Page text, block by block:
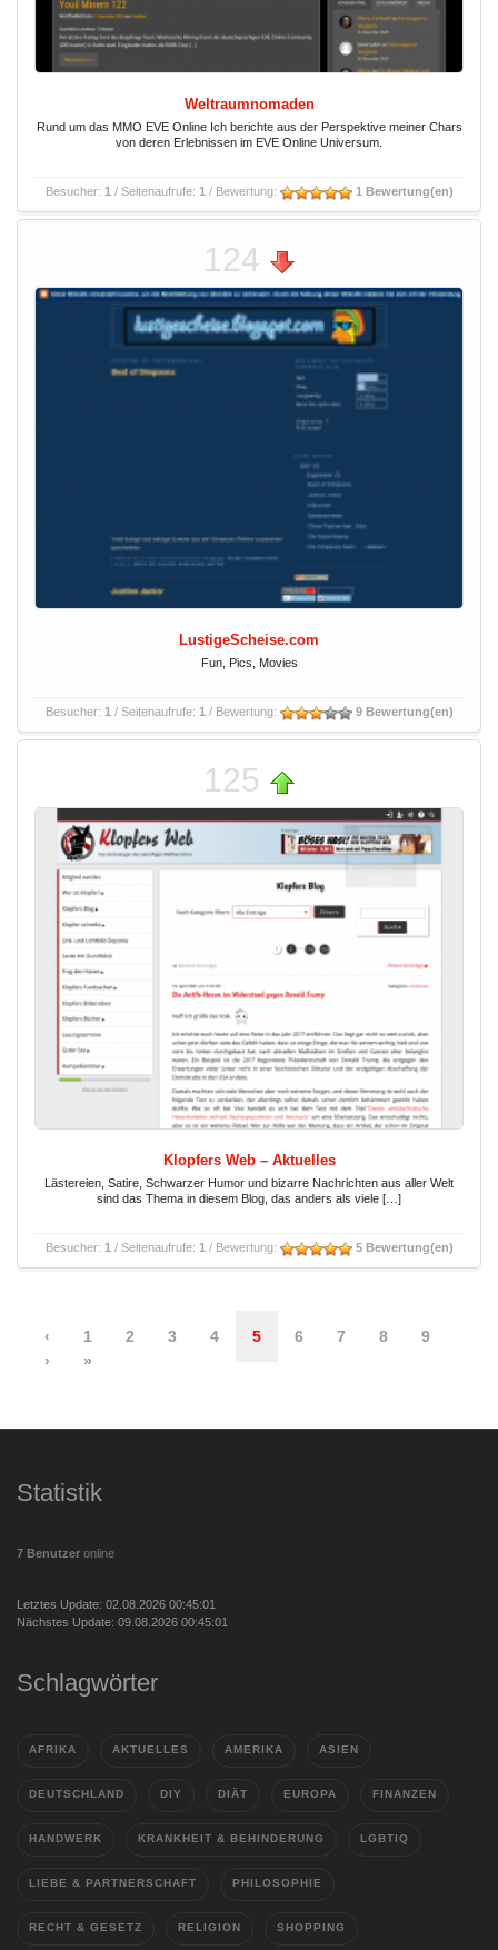
Weltraumnomaden
Rund um das MMO EVE Online Ich berichte aus der Perspektive meiner Chars
von deren Erlebnissen im EVE Online Universum.
Besucher: 1 / Seitenaufrufe: 1 / Bewertung: 1 Bewertung(en)
124
LustigeScheise.com
Fun, Pics, Movies
Besucher: 1 / Seitenaufrufe: 1 / Bewertung: 9 Bewertung(en)
125
Klopfers Web – Aktuelles
Lästereien, Satire, Schwarzer Humor und bizarre Nachrichten aus aller Welt
sind das Thema in diesem Blog, das anders als viele […]
Besucher: 1 / Seitenaufrufe: 1 / Bewertung: 5 Bewertung(en)
‹ 1 2 3 4 5 6 7 8
9
›
»
Statistik
7 Benutzer online
Letztes Update: 02.08.2026 00:45:01
Nächstes Update: 09.08.2026 00:45:01
Schlagwörter
AFRIKA AKTUELLES AMERIKA ASIEN
DEUTSCHLAND DIY DIÄT EUROPA FINANZEN
HANDWERK KRANKHEIT & BEHINDERUNG LGBTIQ
LIEBE & PARTNERSCHAFT PHILOSOPHIE
RECHT & GESETZ RELIGION SHOPPING